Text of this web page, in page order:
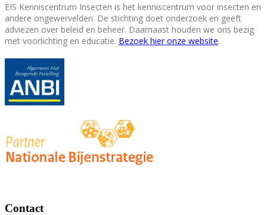
EIS Kenniscentrum Insecten is het kenniscentrum voor insecten en
andere ongewervelden. De stichting doet onderzoek en geeft
adviezen over beleid en beheer. Daarnaast houden we ons bezig
met voorlichting en educatie. Bezoek hier onze website.
Contact